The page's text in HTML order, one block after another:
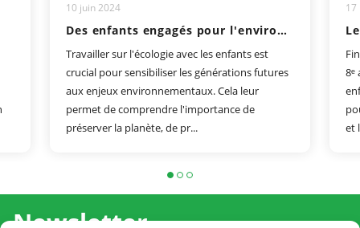
10 juin 2024
Des enfants engagés pour l'environnement : Projets et Initiatives à Aix-les-Bains, Annemasse et Lyon
Travailler sur l'écologie avec les enfants est
crucial pour sensibiliser les générations futures
aux enjeux environnementaux. Cela leur
permet de comprendre l'importance de
préserver la planète, de pr...
17
8ᵉ
et